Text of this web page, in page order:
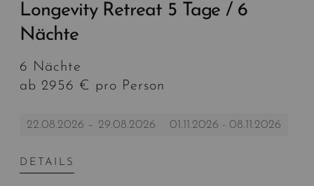
Longevity Retreat 5 Tage / 6
Nächte
6 Nächte
ab 2956 € pro Person
22.08.2026 – 29.08.2026 01.11.2026 - 08.11.2026
DETAILS